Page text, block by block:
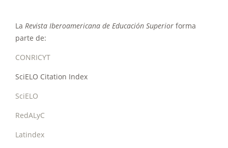
La Revista Iberoamericana de Educación Superior forma
parte de:
CONRICYT
SciELO Citation Index
SciELO
RedALyC
Latindex